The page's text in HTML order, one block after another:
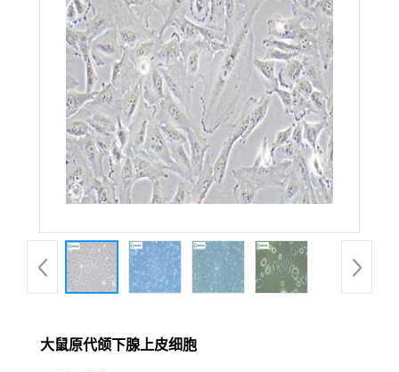
大鼠原代颌下腺上皮细胞